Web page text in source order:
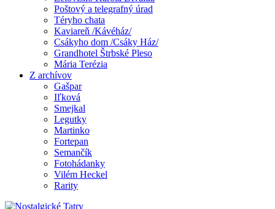
Poštový a telegrafný úrad
Téryho chata
Kaviareň /Kávéház/
Csákyho dom /Csáky Ház/
Grandhotel Štrbské Pleso
Mária Terézia
Z archívov
Gašpar
Iľková
Smejkal
Legutky
Martinko
Fortepan
Semančík
Fotohádanky
Vilém Heckel
Rarity